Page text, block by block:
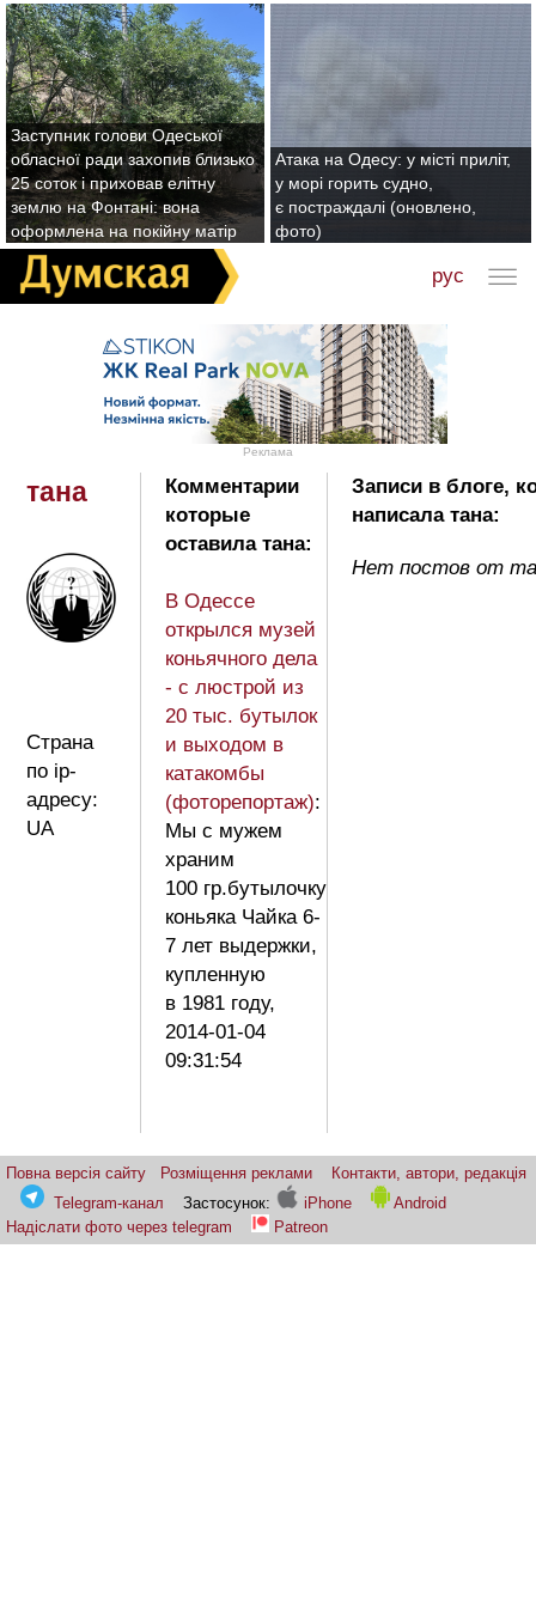
Заступник голови Одеської
обласної ради захопив близько
25 соток і приховав елітну
землю на Фонтані: вона
оформлена на покійну матір
Атака на Одесу: у місті приліт,
у морі горить судно,
є постраждалі (оновлено,
фото)
рус
Реклама
тана
Страна
по ip-
адресу:
UA
Комментарии
которые
оставила тана:
В Одессе
открылся музей
коньячного дела
- с люстрой из
20 тыс. бутылок
и выходом в
катакомбы
(фоторепортаж):
Мы с мужем
храним
100 гр.бутылочку
коньяка Чайка 6-
7 лет выдержки,
купленную
в 1981 году,
2014-01-04
09:31:54
Записи в блоге,
написала тана:
Нет постов от
Повна версія сайту Розміщення реклами
Контакти, автори, редакція
Telegram-канал
Застосунок: iPhone
Android
Надіслати фото через telegram
Patreon